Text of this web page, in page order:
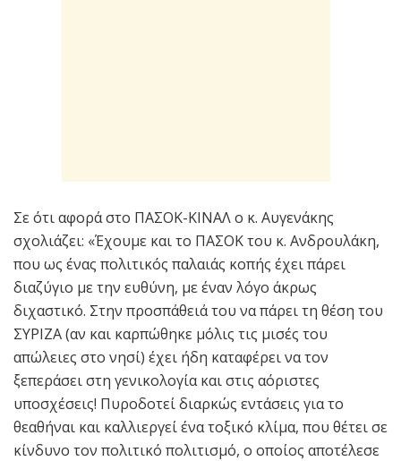
Σε ότι αφορά στο ΠΑΣΟΚ-ΚΙΝΑΛ ο κ. Αυγενάκης
σχολιάζει: «Έχουμε και το ΠΑΣΟΚ του κ. Ανδρουλάκη,
που ως ένας πολιτικός παλαιάς κοπής έχει πάρει
διαζύγιο με την ευθύνη, με έναν λόγο άκρως
διχαστικό. Στην προσπάθειά του να πάρει τη θέση του
ΣΥΡΙΖΑ (αν και καρπώθηκε μόλις τις μισές του
απώλειες στο νησί) έχει ήδη καταφέρει να τον
ξεπεράσει στη γενικολογία και στις αόριστες
υποσχέσεις! Πυροδοτεί διαρκώς εντάσεις για το
θεαθήναι και καλλιεργεί ένα τοξικό κλίμα, που θέτει σε
κίνδυνο τον πολιτικό πολιτισμό, ο οποίος αποτέλεσε